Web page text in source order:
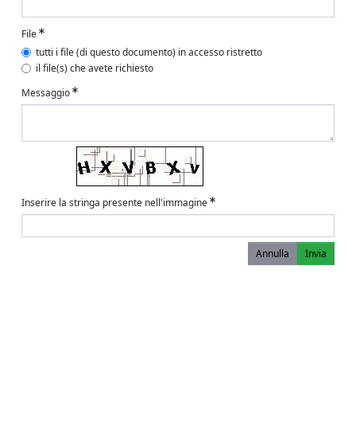
File
tutti i file (di questo documento) in accesso ristretto
il file(s) che avete richiesto
Messaggio
Inserire la stringa presente nell'immagine
Annulla Invia